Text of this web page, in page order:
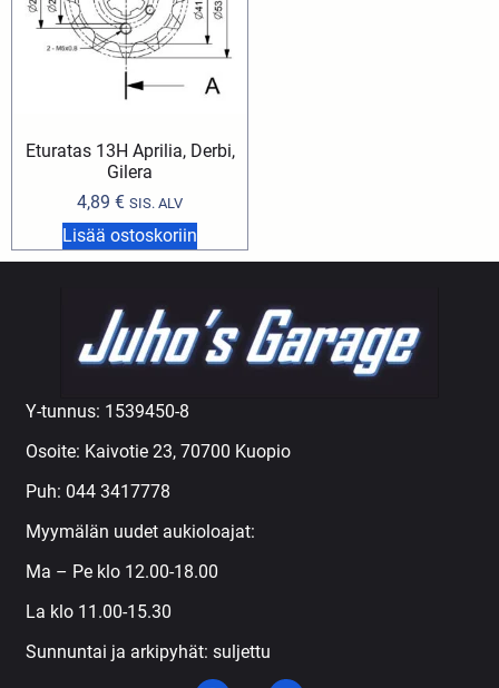
Eturatas 13H Aprilia, Derbi,
Gilera
4,89 € SIS. ALV
Lisää ostoskoriin
Y-tunnus: 1539450-8
Osoite: Kaivotie 23, 70700 Kuopio
Puh: 044 3417778
Myymälän uudet aukioloajat:
Ma – Pe klo 12.00-18.00
La klo 11.00-15.30
Sunnuntai ja arkipyhät: suljettu